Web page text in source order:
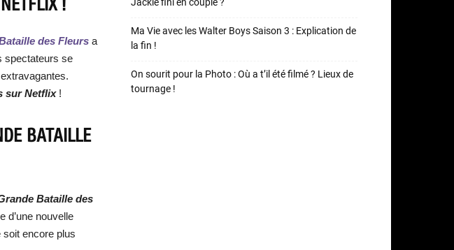
!
des Fleurs a
spectateurs se
sur Netflix!
BATAILLE
Bataille des
d’une nouvelle
encore plus
Ma Vie avec les Walter Boys Saison 3 : Explication de
la fin !
On sourit pour la Photo : Où a t’il été filmé ? Lieux de
tournage !